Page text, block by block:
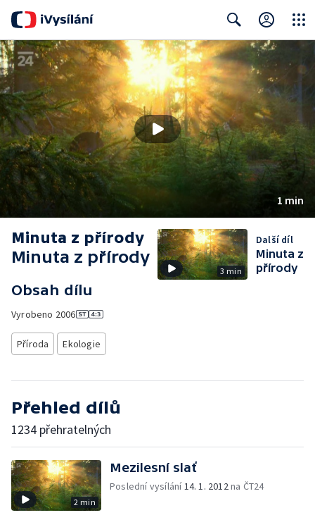
Search Close
1 min
Minuta z přírody
Minuta z přírody
Obsah dílu
Vyrobeno 2006
Příroda Ekologie
3 min
Další díl
Minuta z
přírody
Přehled dílů
1234 přehratelných
2 min
Mezilesní slať
Poslední vysílání14. 1. 2012na ČT24